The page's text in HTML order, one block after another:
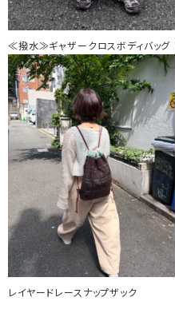
≪撥水≫ギャザークロスボディバッグ
レイヤードレースナップザック